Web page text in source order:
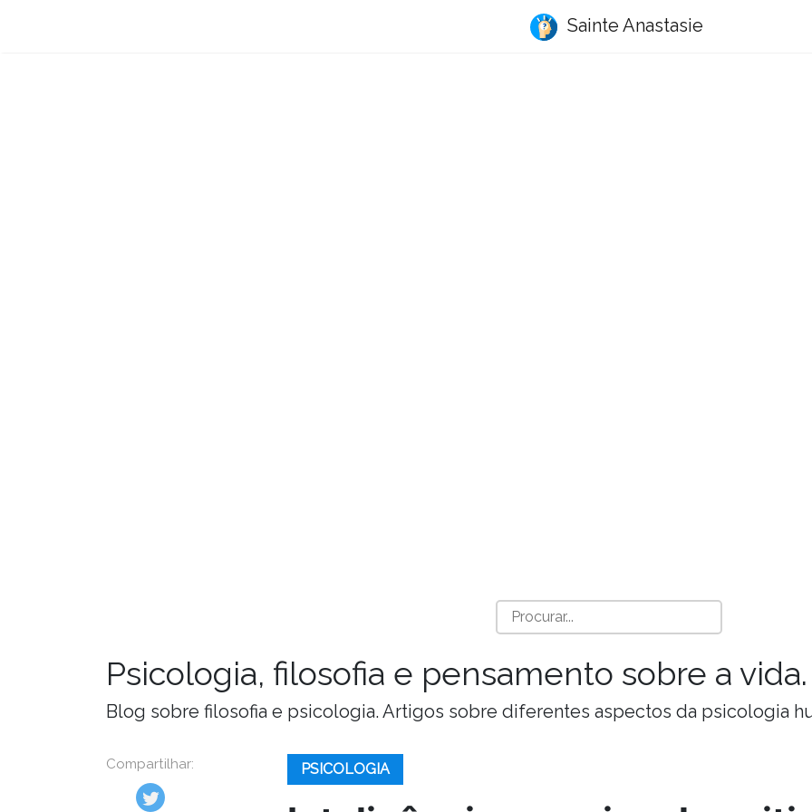
Sainte Anastasie
Psicologia, filosofia e pensamento sobre a vida.
Blog sobre filosofia e psicologia. Artigos sobre diferentes aspectos da psicologia
Compartilhar: PSICOLOGIA